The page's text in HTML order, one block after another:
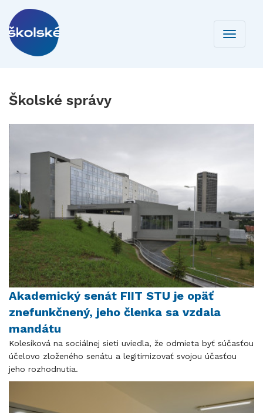
Toggle
Školské správy
Akademický senát FIIT STU je opäť
znefunkčnený, jeho členka sa vzdala
mandátu
Kolesíková na sociálnej sieti uviedla, že odmieta byť súčasťou
účelovo zloženého senátu a legitimizovať svojou účasťou
jeho rozhodnutia.